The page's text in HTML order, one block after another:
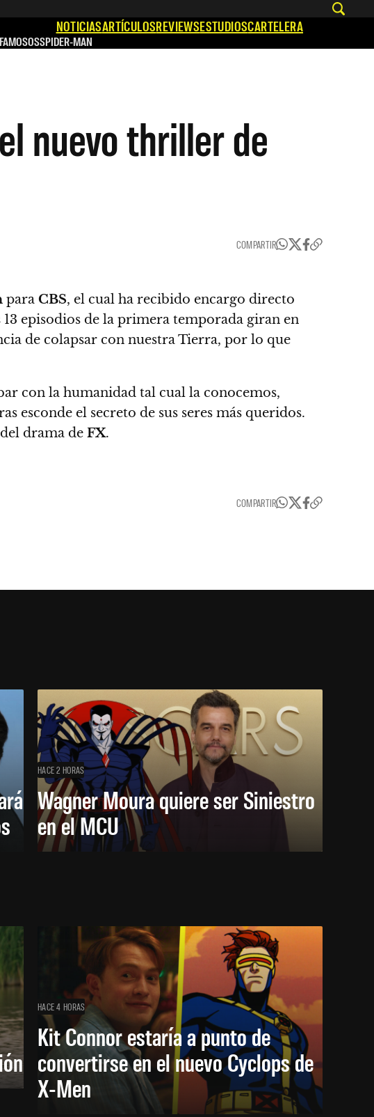
NOTICIASARTÍCULOSREVIEWSESTUDIOSCARTELERA
SPIDER-MAN
nuevo thriller de
COMPARTIR
para CBS, el cual ha recibido encargo directo
13 episodios de la primera temporada giran en
de colapsar con nuestra Tierra, por lo que
con la humanidad tal cual la conocemos,
esconde el secreto de sus seres más queridos.
drama de FX.
COMPARTIR
HACE 2 HORAS
Wagner Moura quiere ser Siniestro
en el MCU
HACE 4 HORAS
Kit Connor estaría a punto de
convertirse en el nuevo Cyclops de
X-Men